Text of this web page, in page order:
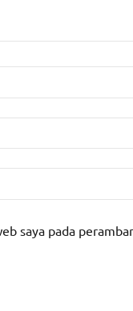
saya pada